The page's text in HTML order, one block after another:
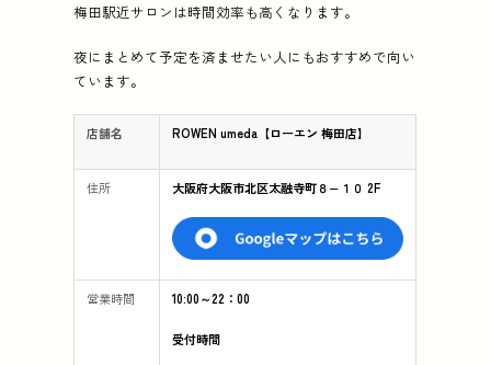
梅田駅近サロンは時間効率も高くなります。
夜にまとめて予定を済ませたい人にもおすすめで向い
ています。
店舗名 ROWEN umeda【ローエン 梅田店】
住所 大阪府大阪市北区太融寺町８−１０ 2F
営業時間 10:00～22：00
受付時間